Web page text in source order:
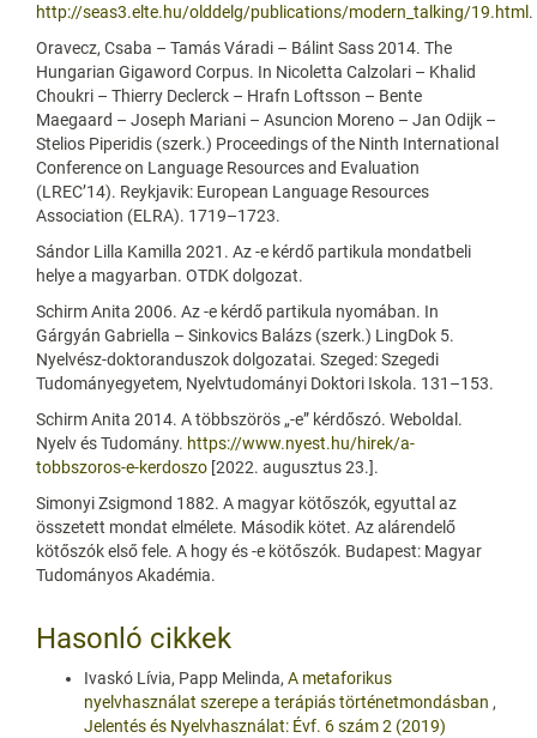
http://seas3.elte.hu/olddelg/publications/modern_talking/19.html .
Oravecz, Csaba – Tamás Váradi – Bálint Sass 2014. The
Hungarian Gigaword Corpus. In Nicoletta Calzolari – Khalid
Choukri – Thierry Declerck – Hrafn Loftsson – Bente
Maegaard – Joseph Mariani – Asuncion Moreno – Jan Odijk –
Stelios Piperidis (szerk.) Proceedings of the Ninth International
Conference on Language Resources and Evaluation
(LREC’14). Reykjavik: European Language Resources
Association (ELRA). 1719–1723.
Sándor Lilla Kamilla 2021. Az -e kérdő partikula mondatbeli
helye a magyarban. OTDK dolgozat.
Schirm Anita 2006. Az -e kérdő partikula nyomában. In
Gárgyán Gabriella – Sinkovics Balázs (szerk.) LingDok 5.
Nyelvész-doktoranduszok dolgozatai. Szeged: Szegedi
Tudományegyetem, Nyelvtudományi Doktori Iskola. 131–153.
Schirm Anita 2014. A többszörös „-e” kérdőszó. Weboldal.
Nyelv és Tudomány. https://www.nyest.hu/hirek/a-
tobbszoros-e-kerdoszo [2022. augusztus 23.].
Simonyi Zsigmond 1882. A magyar kötőszók, egyuttal az
összetett mondat elmélete. Második kötet. Az alárendelő
kötőszók első fele. A hogy és -e kötőszók. Budapest: Magyar
Tudományos Akadémia.
Hasonló cikkek
Ivaskó Lívia, Papp Melinda, A metaforikus
nyelvhasználat szerepe a terápiás történetmondásban ,
Jelentés és Nyelvhasználat: Évf. 6 szám 2 (2019)